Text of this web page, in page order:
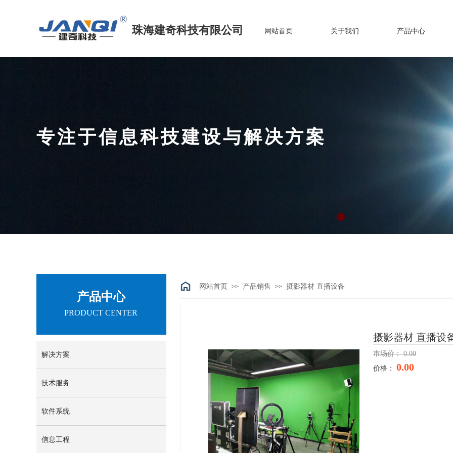
网站首页 关于我们 产品中心
珠海建奇科技有限公司
专注于信息科技建设与解决方案
网站首页 >> 产品销售 >> 摄影器材 直播设备
产品中心
PRODUCT CENTER
摄影器材 直播设
市场价：0.00
价格： 0.00
解决方案
技术服务
软件系统
信息工程